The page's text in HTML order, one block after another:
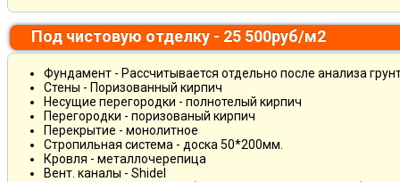
Под чистовую отделку - 25 500руб/м2
Фундамент - Рассчитывается отдельно после анализа
Стены - Поризованный кирпич
Несущие перегородки - полнотелый кирпич
Перегородки - поризованый кирпич
Перекрытие - монолитное
Стропильная система - доска 50*200мм.
Кровля - металлочерепица
Вент. каналы - Shidel